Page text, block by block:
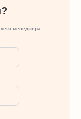
менеджера